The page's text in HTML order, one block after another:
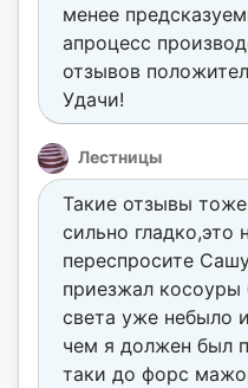
менее
апроцесс
отзывов
Удачи!
Лестницы
Такие отзывы
сильно гладко,это
переспросите
приезжал косоуры
света уже небыло
чем я должен был
таки до форс